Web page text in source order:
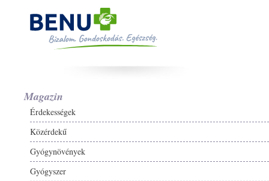
Magazin
Érdekességek
Közérdekű
Gyógynövények
Gyógyszer